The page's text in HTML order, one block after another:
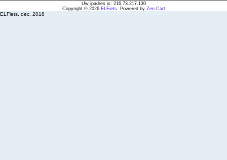
Uw ipadres is: 216.73.217.130
Copyright © 2026 ELFiets. Powered by Zen Cart
ELFiets, dec. 2018